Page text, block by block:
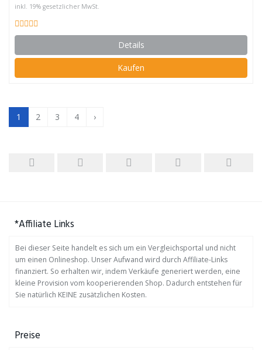
inkl. 19% gesetzlicher MwSt.
Details
Kaufen
1 2 3 4 ›
*Affiliate Links
Bei dieser Seite handelt es sich um ein Vergleichsportal und nicht
um einen Onlineshop. Unser Aufwand wird durch Affiliate-Links
finanziert. So erhalten wir, indem Verkäufe generiert werden, eine
kleine Provision vom kooperierenden Shop. Dadurch entstehen für
Sie natürlich KEINE zusätzlichen Kosten.
Preise